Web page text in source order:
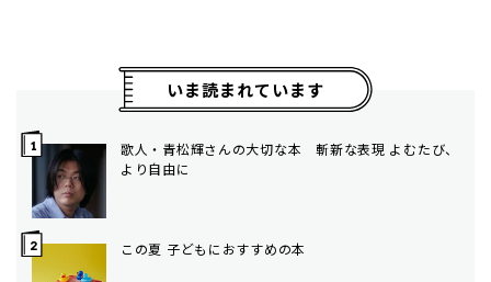
いま読まれています
歌人・青松輝さんの大切な本 斬新な表現 よむたび、
より自由に
この夏 子どもにおすすめの本